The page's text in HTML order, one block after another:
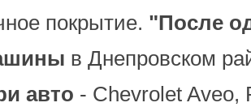
покрытие. "После
в Днепровском
авто - Сhevrolet Aveo,